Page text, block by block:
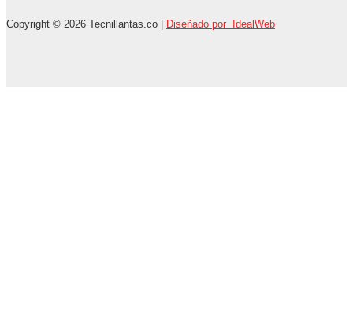
Copyright © 2026 Tecnillantas.co | Diseñado por IdealWeb